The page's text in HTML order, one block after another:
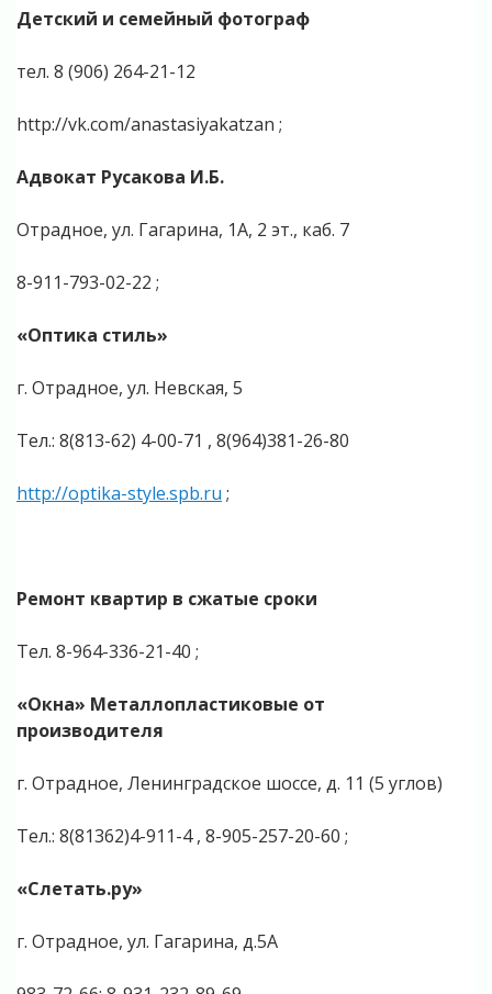
Детский и семейный фотограф
тел. 8 (906) 264-21-12
http://vk.com/anastasiyakatzan ;
Адвокат Русакова И.Б.
Отрадное, ул. Гагарина, 1А, 2 эт., каб. 7
8-911-793-02-22 ;
«Оптика стиль»
г. Отрадное, ул. Невская, 5
Тел.: 8(813-62) 4-00-71 , 8(964)381-26-80
http://optika-style.spb.ru ;
Ремонт квартир в сжатые сроки
Тел. 8-964-336-21-40 ;
«Окна» Металлопластиковые от
производителя
г. Отрадное, Ленинградское шоссе, д. 11 (5 углов)
Тел.: 8(81362)4-911-4 , 8-905-257-20-60 ;
«Слетать.ру»
г. Отрадное, ул. Гагарина, д.5А